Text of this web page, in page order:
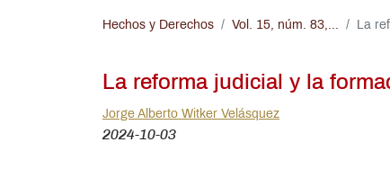
Hechos y Derechos Vol. 15, núm. 83,... La
La reforma judicial y la
Jorge Alberto Witker Velásquez
2024-10-03